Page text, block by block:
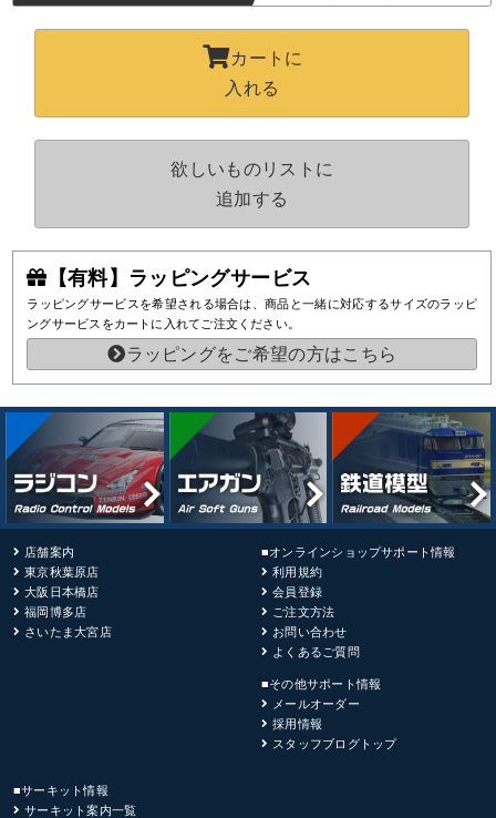
【有料】ラッピングサービス
ラッピングサービスを希望される場合は、商品と一緒に対応するサイズのラッピ
ングサービスをカートに入れてご注文ください。
ラッピングをご希望の方はこちら
カートに
入れる
欲しいものリストに
追加する
店舗案内
東京秋葉原店
大阪日本橋店
福岡博多店
さいたま大宮店
■オンラインショップサポート情報
利用規約
会員登録
ご注文方法
お問い合わせ
よくあるご質問
■その他サポート情報
メールオーダー
採用情報
スタッフブログトップ
■サーキット情報
サーキット案内一覧